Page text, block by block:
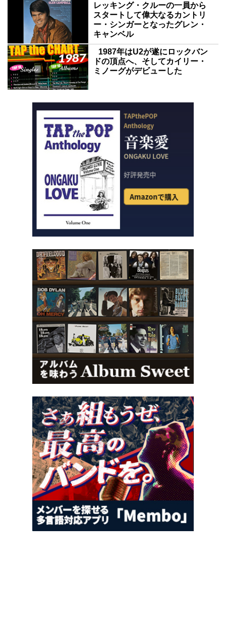
レッキング・クルーの一員から
スタートして偉大なるカントリ
ー・シンガーとなったグレン・
キャンベル
1987年はU2が遂にロックバン
ドの頂点へ、そしてカイリー・
ミノーグがデビューした